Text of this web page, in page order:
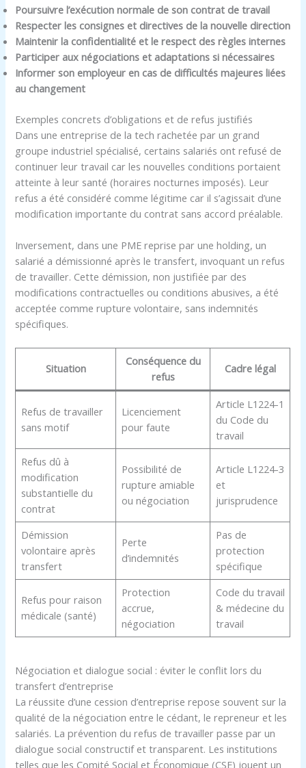
Poursuivre l’exécution normale de son contrat de travail
Respecter les consignes et directives de la nouvelle direction
Maintenir la confidentialité et le respect des règles internes
Participer aux négociations et adaptations si nécessaires
Informer son employeur en cas de difficultés majeures liées
au changement
Exemples concrets d’obligations et de refus justifiés
Dans une entreprise de la tech rachetée par un grand
groupe industriel spécialisé, certains salariés ont refusé de
continuer leur travail car les nouvelles conditions portaient
atteinte à leur santé (horaires nocturnes imposés). Leur
refus a été considéré comme légitime car il s’agissait d’une
modification importante du contrat sans accord préalable.
Inversement, dans une PME reprise par une holding, un
salarié a démissionné après le transfert, invoquant un refus
de travailler. Cette démission, non justifiée par des
modifications contractuelles ou conditions abusives, a été
acceptée comme rupture volontaire, sans indemnités
spécifiques.
Situation
Conséquence du
refus
Cadre légal
Refus de travailler
sans motif
Licenciement
pour faute
Article L1224-1
du Code du
travail
Refus dû à
modification
substantielle du
contrat
Possibilité de
rupture amiable
ou négociation
Article L1224-3
et
jurisprudence
Démission
volontaire après
transfert
Perte
d’indemnités
Pas de
protection
spécifique
Refus pour raison
médicale (santé)
Protection
accrue,
négociation
Code du travail
& médecine du
travail
Négociation et dialogue social : éviter le conflit lors du
transfert d’entreprise
La réussite d’une cession d’entreprise repose souvent sur la
qualité de la négociation entre le cédant, le repreneur et les
salariés. La prévention du refus de travailler passe par un
dialogue social constructif et transparent. Les institutions
telles que les Comité Social et Économique (CSE) jouent un